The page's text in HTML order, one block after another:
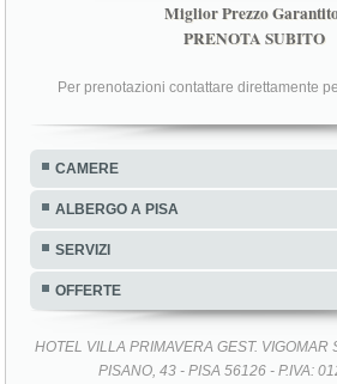
Miglior Prezzo
PRENOTA SUBITO
Per prenotazioni contattare direttamente
CAMERE
ALBERGO A PISA
SERVIZI
OFFERTE
HOTEL VILLA PRIMAVERA GEST. VIGOMAR
PISANO, 43 - PISA 56126 - P.IVA: